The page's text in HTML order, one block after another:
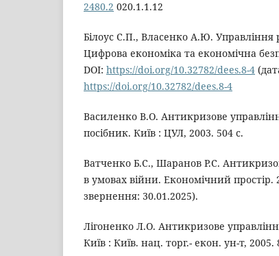
2480.2 020.1.1.12
Білоус С.П., Власенко А.Ю. Управління
Цифрова економіка та економічна
DOI: https://doi.org/10.32782/dees.8-4
https://doi.org/10.32782/dees.8-4
Василенко В.О. Антикризове
посібник. Київ : ЦУЛ, 2003. 504 с.
Ватченко Б.С., Шаранов Р.С.
в умовах війни. Економічний простір.
звернення: 30.01.2025).
Лігоненко Л.О. Антикризове
Київ : Київ. нац. торг.- екон. ун-т, 2005.